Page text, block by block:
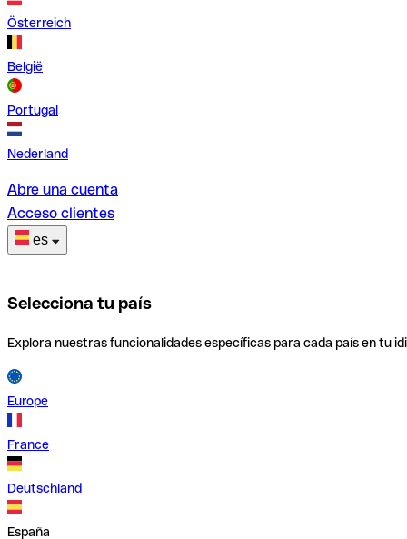
Österreich
België
Portugal
Nederland
Abre una cuenta
Acceso clientes
es
Selecciona tu país
Explora nuestras funcionalidades específicas para cada país en tu
Europe
France
Deutschland
España